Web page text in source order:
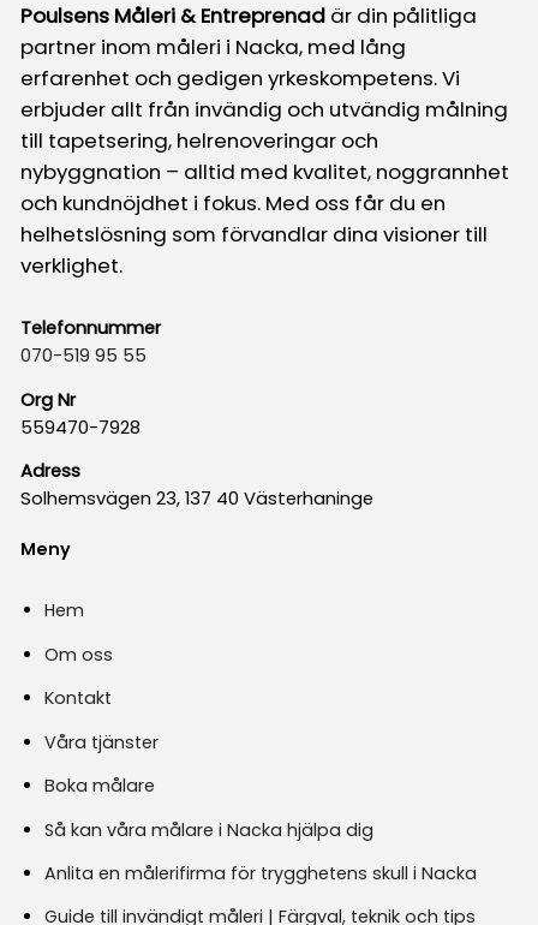
Poulsens Måleri & Entreprenadär din pålitliga
partner inom måleri i Nacka, med lång
erfarenhet och gedigen yrkeskompetens. Vi
erbjuder allt från invändig och utvändig målning
till tapetsering, helrenoveringar och
nybyggnation – alltid med kvalitet, noggrannhet
och kundnöjdhet i fokus. Med oss får du en
helhetslösning som förvandlar dina visioner till
verklighet.
Telefonnummer
070-519 95 55
Org Nr
559470-7928
Adress
Solhemsvägen 23, 137 40 Västerhaninge
Meny
Hem
Om oss
Kontakt
Våra tjänster
Boka målare
Så kan våra målare i Nacka hjälpa dig
Anlita en målerifirma för trygghetens skull i Nacka
Guide till invändigt måleri | Färgval, teknik och tips